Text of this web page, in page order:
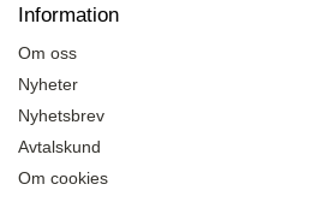
Information
Om oss
Nyheter
Nyhetsbrev
Avtalskund
Om cookies